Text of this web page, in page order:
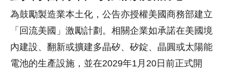
為鼓勵製造業本土化，公告亦授權美國商務部建立
「回流美國」激勵計劃。相關企業如承諾在美國境
內建設、翻新或擴建多晶矽、矽錠、晶圓或太陽能
電池的生產設施，並在2029年1月20日前正式開